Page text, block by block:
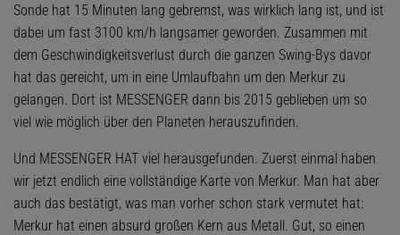
Sonde hat 15 Minuten lang gebremst, was wirklich lang ist, und ist
dabei um fast 3100 km/h langsamer geworden. Zusammen mit
dem Geschwindigkeitsverlust durch die ganzen Swing-Bys davor
hat das gereicht, um in eine Umlaufbahn um den Merkur zu
gelangen. Dort ist MESSENGER dann bis 2015 geblieben um so
viel wie möglich über den Planeten herauszufinden.
Und MESSENGER HAT viel herausgefunden. Zuerst einmal haben
wir jetzt endlich eine vollständige Karte von Merkur. Man hat aber
auch das bestätigt, was man vorher schon stark vermutet hat:
Merkur hat einen absurd großen Kern aus Metall. Gut, so einen